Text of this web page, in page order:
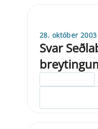
28. október 2003
Svar